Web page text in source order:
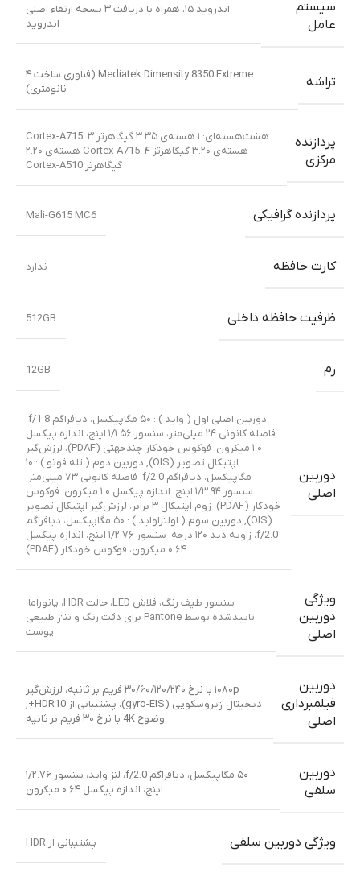
سیستم
عامل
اندروید ۱۵، همراه با دریافت ۳ نسخه ارتقاء اصلی
اندروید
تراشه
Mediatek Dimensity 8350 Extreme (فناوری ساخت ۴
نانومتری)
پردازنده
مرکزی
هشت‌هسته‌ای: ۱ هسته‌ی ۳.۳۵ گیگاهرتز Cortex-A715، ۳
هسته‌ی ۳.۲۰ گیگاهرتز Cortex-A715، ۴ هسته‌ی ۲.۲۰
گیگاهرتز Cortex-A510
پردازنده گرافیکی Mali-G615 MC6
کارت حافظه ندارد
ظرفیت حافظه داخلی 512GB
رم 12GB
دوربین
اصلی
دوربین اصلی اول ( واید ) : ۵۰ مگاپیکسل، دیافراگم f/1.8،
فاصله کانونی ۲۴ میلی‌متر، سنسور ۱/۱.۵۶ اینچ، اندازه پیکسل
۱.۰ میکرون، فوکوس خودکار چندجهتی (PDAF)، لرزش‌گیر
اپتیکال تصویر (OIS)
,
دوربین دوم ( تله فوتو ) : ۱۰
مگاپیکسل، دیافراگم f/2.0، فاصله کانونی ۷۳ میلی‌متر،
سنسور ۱/۳.۹۴ اینچ، اندازه پیکسل ۱.۰ میکرون، فوکوس
خودکار (PDAF)، زوم اپتیکال ۳ برابر، لرزش‌گیر اپتیکال تصویر
(OIS)
,
دوربین سوم ( اولتراواید ) : ۵۰ مگاپیکسل، دیافراگم
f/2.0، زاویه دید ۱۲۰ درجه، سنسور ۱/۲.۷۶ اینچ، اندازه پیکسل
۰.۶۴ میکرون، فوکوس خودکار (PDAF)
ویژگی
دوربین
اصلی
سنسور طیف رنگ، فلاش LED، حالت HDR، پانوراما،
تاییدشده توسط Pantone برای دقت رنگ و تناژ طبیعی
پوست
دوربین
فیلمبرداری
اصلی
۱۰۸۰p با نرخ ۳۰/۶۰/۱۲۰/۲۴۰ فریم بر ثانیه، لرزش‌گیر
دیجیتال ژیروسکوپی (gyro-EIS)، پشتیبانی از HDR10+
,
وضوح 4K با نرخ ۳۰ فریم بر ثانیه
دوربین
سلفی
۵۰ مگاپیکسل، دیافراگم f/2.0، لنز واید، سنسور ۱/۲.۷۶
اینچ، اندازه پیکسل ۰.۶۴ میکرون
ویژگی دوربین سلفی پشتیبانی از HDR